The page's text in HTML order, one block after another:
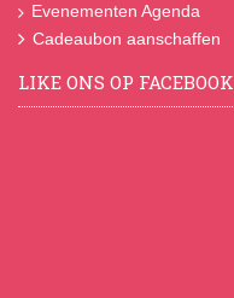
Evenementen Agenda
Cadeaubon aanschaffen
LIKE ONS OP FACEBOOK